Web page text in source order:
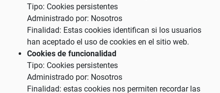
Tipo: Cookies persistentes
Administrado por: Nosotros
Finalidad: Estas cookies identifican si los usuarios
han aceptado el uso de cookies en el sitio web.
Cookies de funcionalidad
Tipo: Cookies persistentes
Administrado por: Nosotros
Finalidad: estas cookies nos permiten recordar las